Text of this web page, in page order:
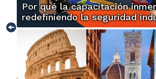
Por qué la capacitación
redefiniendo la seguridad